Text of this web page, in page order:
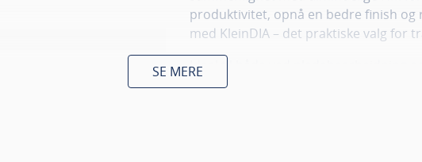
SE MERE
produktivitet, opnå en bedre finish og
med KleinDIA – det praktiske valg for
Ideel til både ved pladebearbejdning
er også muligt at bearbejde plast og